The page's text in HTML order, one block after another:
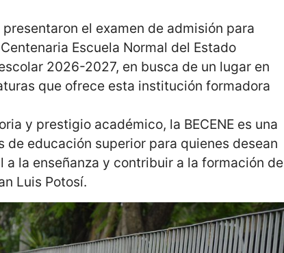
el examen de admisión para
Escuela Normal del Estado
2026-2027, en busca de un lugar en
que ofrece esta institución formadora
y prestigio académico, la BECENE es una
de educación superior para quienes desean
la enseñanza y contribuir a la formación de
Luis Potosí.